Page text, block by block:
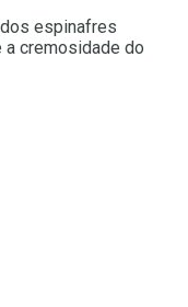
espinafres
cremosidade do